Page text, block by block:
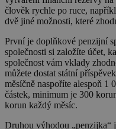
člověk rychle po ruce,
dvě jiné možnosti, které
První je doplňkové penzijní
společnosti si založíte účet,
společnost vám vklady
můžete dostat státní
měsíčně naspoříte alespoň 1
částek, minimum je 300
korun každý měsíc.
Druhou výhodou „penzijka“